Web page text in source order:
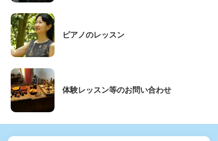
ピアノのレッスン
体験レッスン等のお問い合わせ